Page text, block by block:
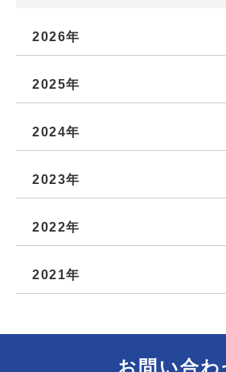
2026年
2025年
2024年
2023年
2022年
2021年
お問い合わ